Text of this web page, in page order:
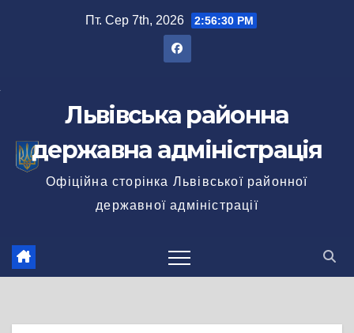
Пт. Сер 7th, 2026 2:56:30 PM
Львівська районна
державна адміністрація
Офіційна сторінка Львівської районної
державної адміністрації